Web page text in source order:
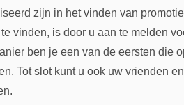
zijn in het vinden van
vinden, is door u aan te melden
ben je een van de eersten die
Tot slot kunt u ook uw vrienden